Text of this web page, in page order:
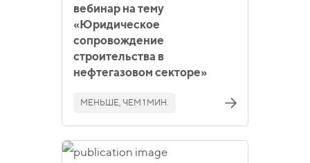
вебинар на тему
«Юридическое
сопровождение
строительства в
нефтегазовом секторе»
МЕНЬШЕ, ЧЕМ 1 МИН.